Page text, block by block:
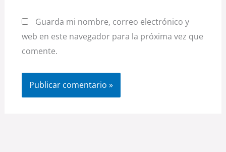
Guarda mi nombre, correo electrónico y
web en este navegador para la próxima vez que
comente.